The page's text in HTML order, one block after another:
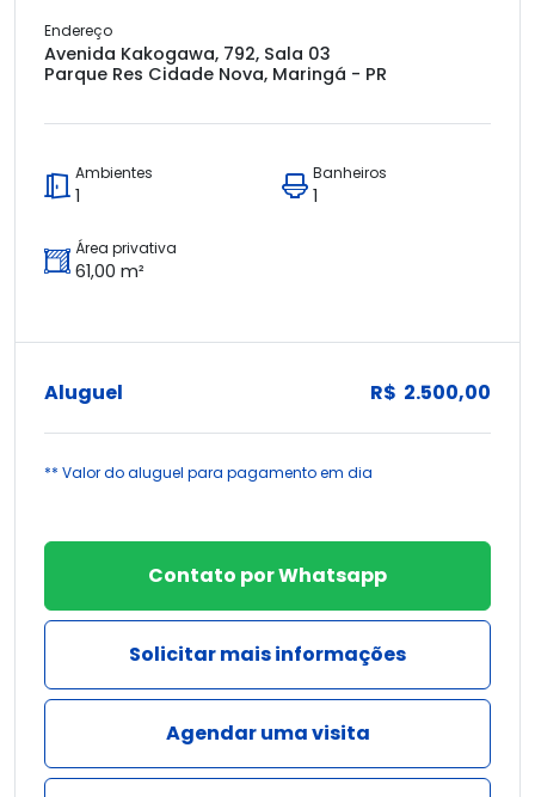
Endereço
Avenida Kakogawa, 792, Sala 03
Parque Res Cidade Nova, Maringá - PR
Ambientes
1
Banheiros
1
Área privativa
61,00 m²
Aluguel R$ 2.500,00
** Valor do aluguel para pagamento em dia
Contato por Whatsapp
Solicitar mais informações
Agendar uma visita